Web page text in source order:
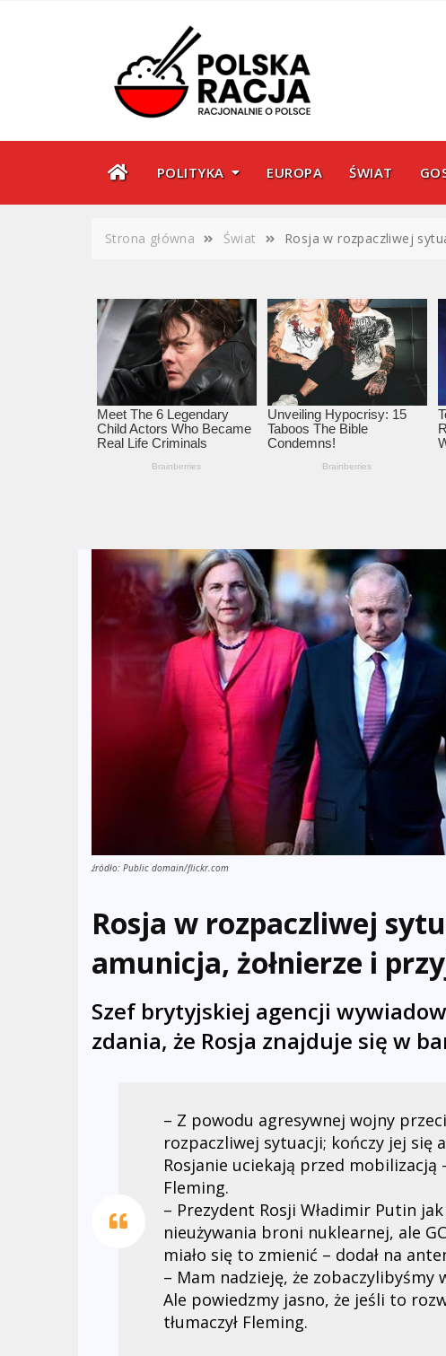
POLITYKA EUROPA ŚWIAT
Strona główna Świat Rosja w rozpaczliwej
źródło: Public domain/flickr.com
Rosja w rozpaczliwej
amunicja, żołnierze i
Szef brytyjskiej agencji
zdania, że Rosja znajduje się w
– Z powodu agresywnej wojny
rozpaczliwej sytuacji; kończy jej się
Rosjanie uciekają przed mobilizacją
Fleming.
– Prezydent Rosji Władimir Putin
nieużywania broni nuklearnej, ale
miało się to zmienić – dodał na
– Mam nadzieję, że zobaczylibyśmy
Ale powiedzmy jasno, że jeśli to
tłumaczył Fleming.